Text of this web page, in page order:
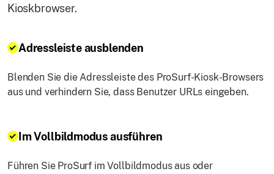
Kioskbrowser.
Adressleiste ausblenden
Blenden Sie die Adressleiste des ProSurf-Kiosk-Browsers
aus und verhindern Sie, dass Benutzer URLs eingeben.
Im Vollbildmodus ausführen
Führen Sie ProSurf im Vollbildmodus aus oder